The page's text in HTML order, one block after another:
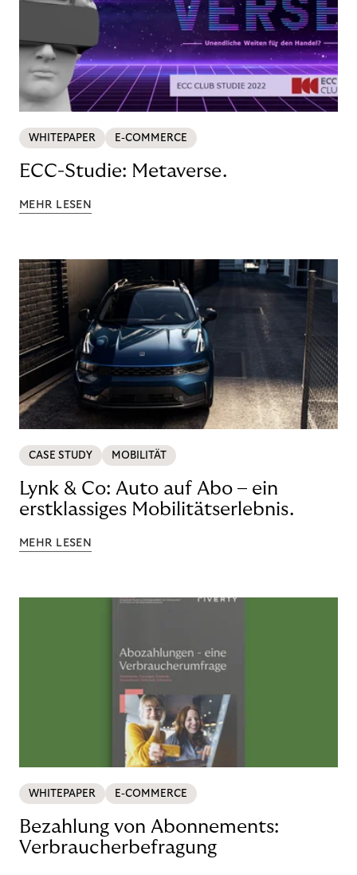
WHITEPAPER E-COMMERCE
ECC-Studie: Metaverse.
MEHR LESEN
CASE STUDY MOBILITÄT
Lynk & Co: Auto auf Abo – ein
erstklassiges Mobilitätserlebnis.
MEHR LESEN
WHITEPAPER E-COMMERCE
Bezahlung von Abonnements:
Verbraucherbefragung